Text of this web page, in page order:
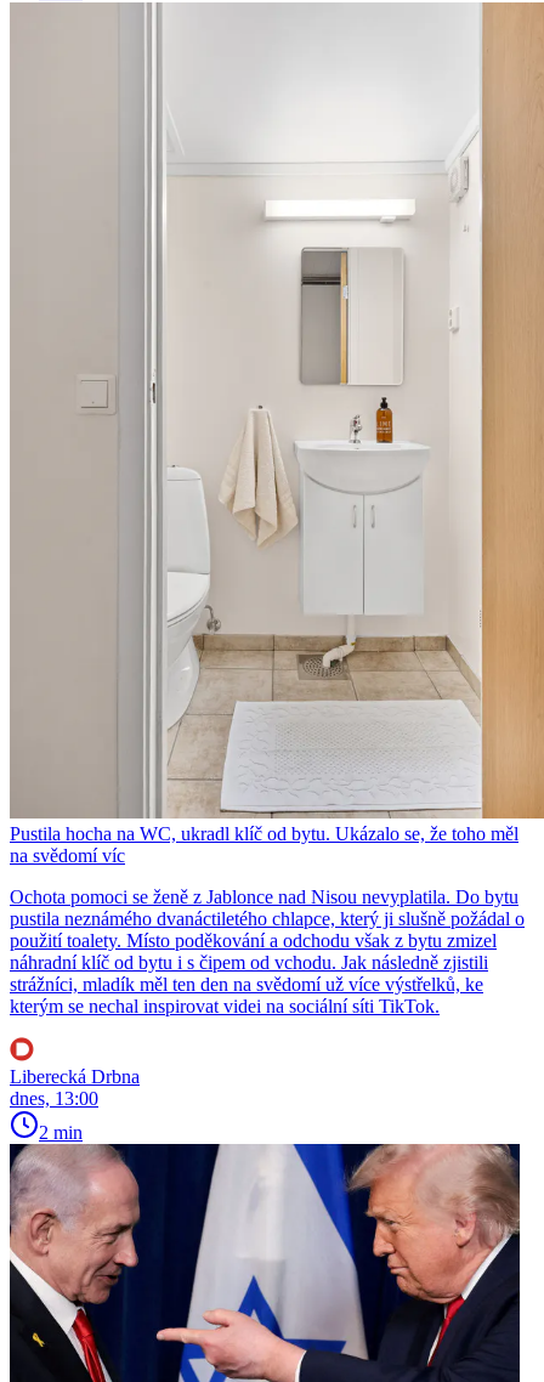
Pustila hocha na WC, ukradl klíč od bytu. Ukázalo se, že toho měl
na svědomí víc
Ochota pomoci se ženě z Jablonce nad Nisou nevyplatila. Do bytu
pustila neznámého dvanáctiletého chlapce, který ji slušně požádal o
použití toalety. Místo poděkování a odchodu však z bytu zmizel
náhradní klíč od bytu i s čipem od vchodu. Jak následně zjistili
strážníci, mladík měl ten den na svědomí už více výstřelků, ke
kterým se nechal inspirovat videi na sociální síti TikTok.
Liberecká Drbna
dnes, 13:00
2 min